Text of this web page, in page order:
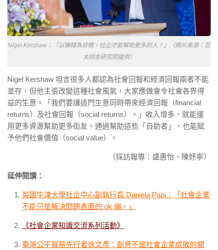
Nigel Kershaw：「以賺錢為目標，社企才能幫助更多的人！」（照片來源：亞
太綜合研究院提供）
Nigel Kershaw 坦言很多人都認為社會回報和經濟回報兩者不能
並存，但他主張改變這種社會風氣，大家應做會令社會各界得
益的生意。「我們要讓這門生意同時帶來經濟回報（financial
returns）及社會回報（social returns）。」收入增多，就能運
用更多資源幫助更多街友。通過幫助這些「自助者」，也能賦
予他們社會價值（social value）。
（採訪報導：盛惠怡、陳妤寧）
延伸閱讀：
英國牛津大學社企中心副執行長 Daniela Papi：「社會企業
不能只是解決問題表面的 ok 繃。」
《社會企業知識交流系列活動》
臺灣公平貿易先行者徐文彥：創意不是社會企業成敗的關